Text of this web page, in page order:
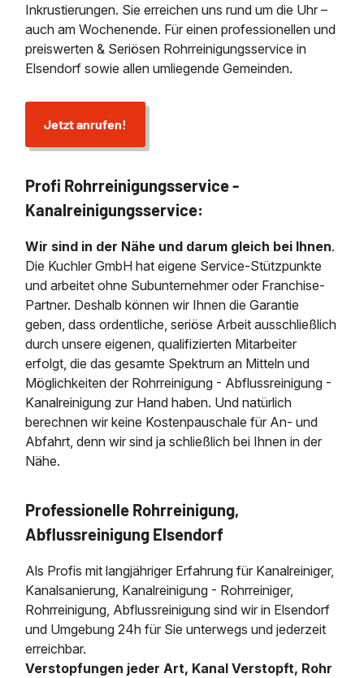
Inkrustierungen. Sie erreichen uns rund um die Uhr –
auch am Wochenende. Für einen professionellen und
preiswerten & Seriösen Rohrreinigungsservice in
Elsendorf sowie allen umliegende Gemeinden.
Jetzt anrufen!
Profi Rohrreinigungsservice -
Kanalreinigungsservice:
Wir sind in der Nähe und darum gleich bei Ihnen.
Die Kuchler GmbH hat eigene Service-Stützpunkte
und arbeitet ohne Subunternehmer oder Franchise-
Partner. Deshalb können wir Ihnen die Garantie
geben, dass ordentliche, seriöse Arbeit ausschließlich
durch unsere eigenen, qualifizierten Mitarbeiter
erfolgt, die das gesamte Spektrum an Mitteln und
Möglichkeiten der Rohrreinigung - Abflussreinigung -
Kanalreinigung zur Hand haben. Und natürlich
berechnen wir keine Kostenpauschale für An- und
Abfahrt, denn wir sind ja schließlich bei Ihnen in der
Nähe.
Professionelle Rohrreinigung,
Abflussreinigung Elsendorf
Als Profis mit langjähriger Erfahrung für Kanalreiniger,
Kanalsanierung, Kanalreinigung - Rohrreiniger,
Rohrreinigung, Abflussreinigung sind wir in Elsendorf
und Umgebung 24h für Sie unterwegs und jederzeit
erreichbar.
Verstopfungen jeder Art, Kanal Verstopft, Rohr